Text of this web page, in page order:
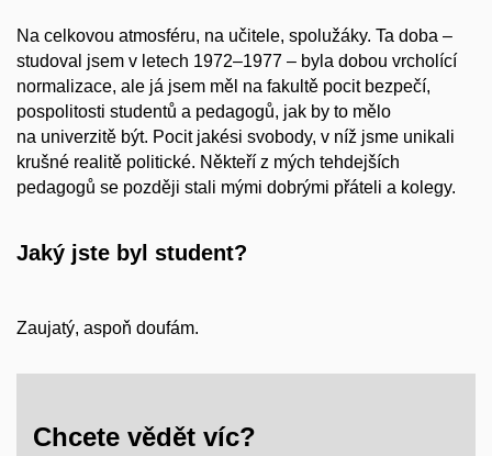
Na celkovou atmosféru, na učitele, spolužáky. Ta doba –
studoval jsem v letech 1972–1977 – byla dobou vrcholící
normalizace, ale já jsem měl na fakultě pocit bezpečí,
pospolitosti studentů a pedagogů, jak by to mělo
na univerzitě být. Pocit jakési svobody, v níž jsme unikali
krušné realitě politické. Někteří z mých tehdejších
pedagogů se později stali mými dobrými přáteli a kolegy.
Jaký jste byl student?
Zaujatý, aspoň doufám.
Chcete vědět víc?